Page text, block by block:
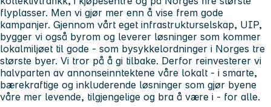
flyplasser. Men vi gjør mer enn å vise frem gode
kampanjer. Gjennom vårt eget infrastrukturselskap, UIP,
bygger vi også byrom og leverer løsninger som kommer
lokalmiljøet til gode - som bysykkelordninger i Norges tre
største byer. Vi tror på å gi tilbake. Derfor reinvesterer vi
halvparten av annonseinntektene våre lokalt - i smarte,
bærekraftige og inkluderende løsninger som gjør byene
våre mer levende, tilgjengelige og bra å være i - for alle.